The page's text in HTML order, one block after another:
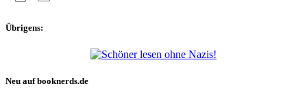
Übrigens:
Neu auf booknerds.de